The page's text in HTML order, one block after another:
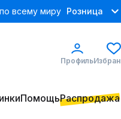
всему миру Розница
Профиль
ПомощьРаспродажа